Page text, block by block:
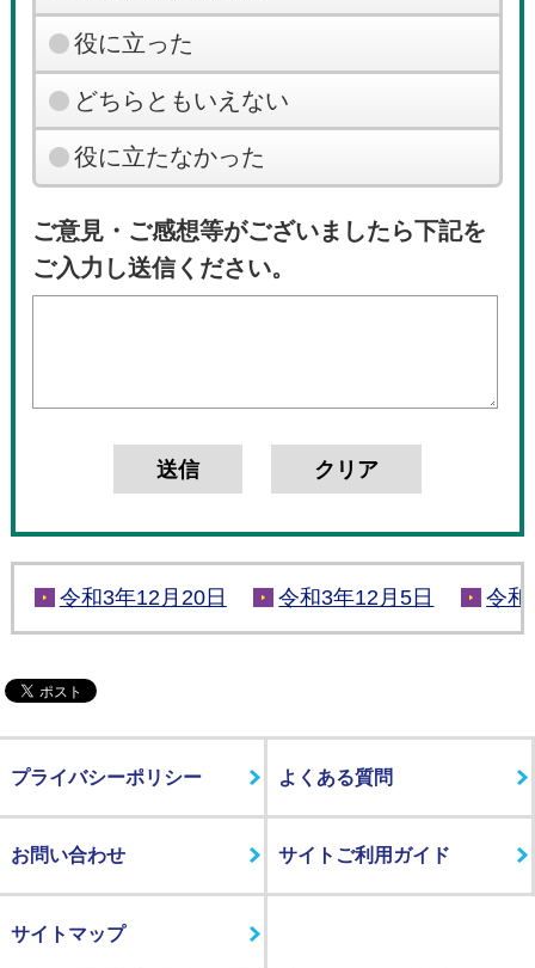
役に立った
どちらともいえない
役に立たなかった
ご意見・ご感想等がございましたら下記を
ご入力し送信ください。
令和3年12月20日 令和3年12月5日 令和
プライバシーポリシー よくある質問
お問い合わせ サイトご利用ガイド
サイトマップ